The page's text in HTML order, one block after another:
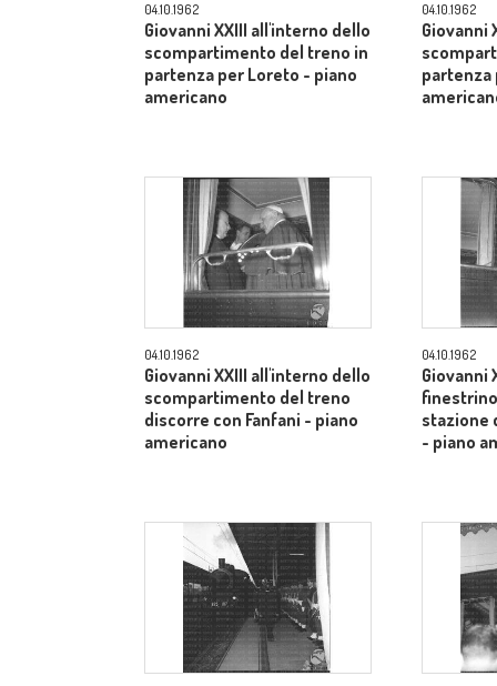
04.10.1962
Giovanni XXIII all'interno dello
scompartimento del treno in
partenza per Loreto - piano
americano
04.10.1962
Giovanni
partenza
04.10.1962
Giovanni XXIII all'interno dello
scompartimento del treno
discorre con Fanfani - piano
americano
04.10.1962
Giovanni
stazione
- piano